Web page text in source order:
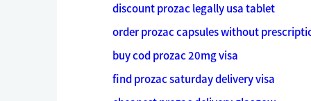
discount prozac legally usa tablet
order prozac capsules without
buy cod prozac 20mg visa
find prozac saturday delivery visa